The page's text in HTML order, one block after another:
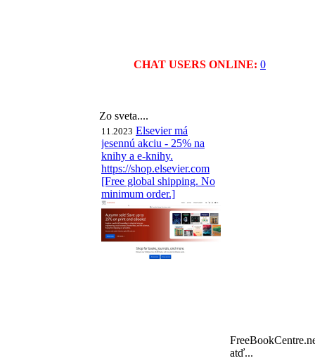
CHAT USERS ONLINE: 0
Zo sveta....
11.2023 Elsevier má
jesennú akciu - 25% na
knihy a e-knihy.
https://shop.elsevier.com
[Free global shipping. No
minimum order.]
atď...